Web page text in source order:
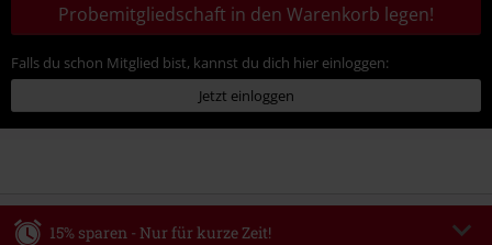
Probemitgliedschaft in den Warenkorb legen!
Falls du schon Mitglied bist, kannst du dich hier einloggen:
Jetzt einloggen
15% sparen - Nur für kurze Zeit!